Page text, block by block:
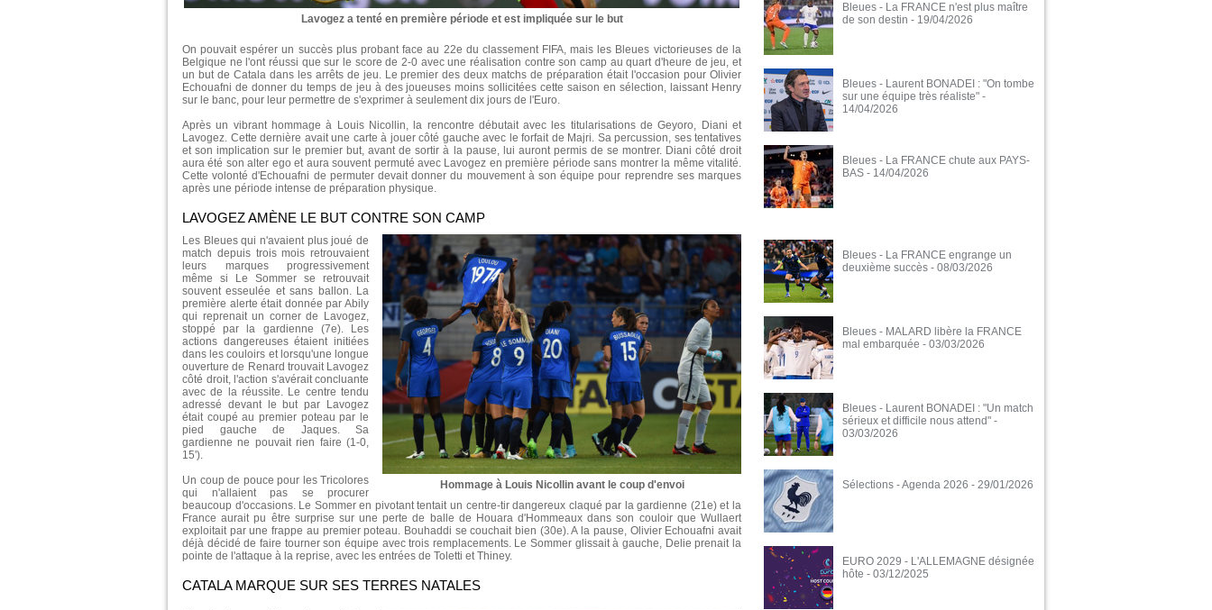
Lavogez a tenté en première période et est impliquée sur le but
On pouvait espérer un succès plus probant face au 22e du classement FIFA, mais les Bleues victorieuses de la
Belgique ne l'ont réussi que sur le score de 2-0 avec une réalisation contre son camp au quart d'heure de jeu, et
un but de Catala dans les arrêts de jeu. Le premier des deux matchs de préparation était l'occasion pour Olivier
Echouafni de donner du temps de jeu à des joueuses moins sollicitées cette saison en sélection, laissant Henry
sur le banc, pour leur permettre de s'exprimer à seulement dix jours de l'Euro.
Après un vibrant hommage à Louis Nicollin, la rencontre débutait avec les titularisations de Geyoro, Diani et
Lavogez. Cette dernière avait une carte à jouer côté gauche avec le forfait de Majri. Sa percussion, ses tentatives
et son implication sur le premier but, avant de sortir à la pause, lui auront permis de se montrer. Diani côté droit
aura été son alter ego et aura souvent permuté avec Lavogez en première période sans montrer la même vitalité.
Cette volonté d'Echouafni de permuter devait donner du mouvement à son équipe pour reprendre ses marques
après une période intense de préparation physique.
LAVOGEZ AMÈNE LE BUT CONTRE SON CAMP
Hommage à Louis Nicollin avant le coup d'envoi
Les Bleues qui n'avaient plus joué de
match depuis trois mois retrouvaient
leurs marques progressivement
même si Le Sommer se retrouvait
souvent esseulée et sans ballon. La
première alerte était donnée par Abily
qui reprenait un corner de Lavogez,
stoppé par la gardienne (7e). Les
actions dangereuses étaient initiées
dans les couloirs et lorsqu'une longue
ouverture de Renard trouvait Lavogez
côté droit, l'action s'avérait concluante
avec de la réussite. Le centre tendu
adressé devant le but par Lavogez
était coupé au premier poteau par le
pied gauche de Jaques. Sa
gardienne ne pouvait rien faire (1-0,
15').
Un coup de pouce pour les Tricolores
qui n'allaient pas se procurer
beaucoup d'occasions. Le Sommer en pivotant tentait un centre-tir dangereux claqué par la gardienne (21e) et la
France aurait pu être surprise sur une perte de balle de Houara d'Hommeaux dans son couloir que Wullaert
exploitait par une frappe au premier poteau. Bouhaddi se couchait bien (30e). A la pause, Olivier Echouafni avait
déjà décidé de faire tourner son équipe avec trois remplacements. Le Sommer glissait à gauche, Delie prenait la
pointe de l'attaque à la reprise, avec les entrées de Toletti et Thiney.
CATALA MARQUE SUR SES TERRES NATALES
Bleues - La FRANCE n'est plus maître
de son destin - 19/04/2026
Bleues - Laurent BONADEI : "On tombe
sur une équipe très réaliste" -
14/04/2026
Bleues - La FRANCE chute aux PAYS-
BAS - 14/04/2026
Bleues - La FRANCE engrange un
deuxième succès - 08/03/2026
Bleues - MALARD libère la FRANCE
mal embarquée - 03/03/2026
Bleues - Laurent BONADEI : "Un match
sérieux et difficile nous attend" -
03/03/2026
Sélections - Agenda 2026 - 29/01/2026
EURO 2029 - L'ALLEMAGNE désignée
hôte - 03/12/2025